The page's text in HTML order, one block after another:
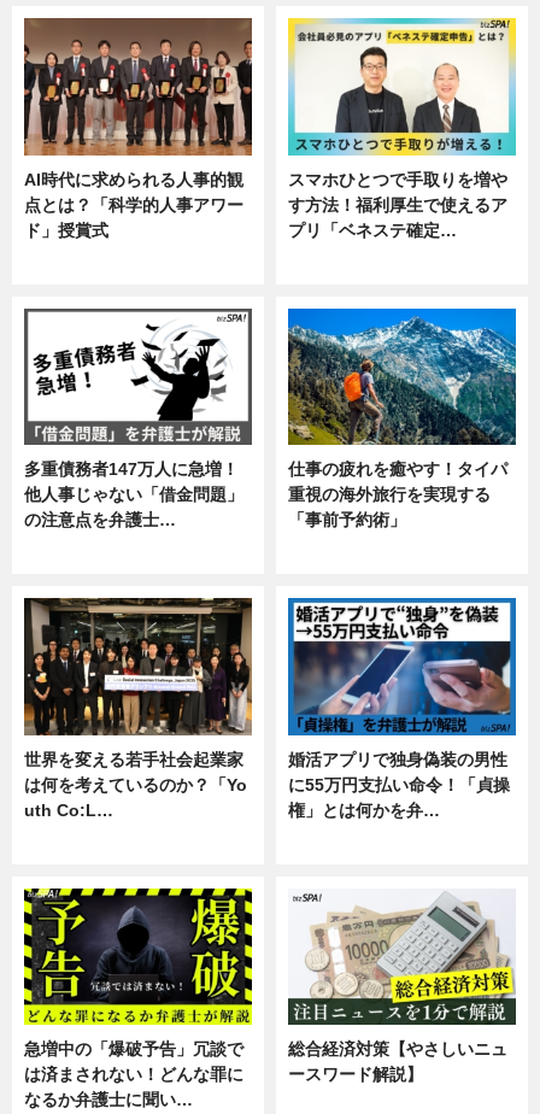
AI時代に求められる人事的観
点とは？「科学的人事アワー
ド」授賞式
スマホひとつで手取りを増や
す方法！福利厚生で使えるア
プリ「ベネステ確定…
多重債務者147万人に急増！
他人事じゃない「借金問題」
の注意点を弁護士…
仕事の疲れを癒やす！タイパ
重視の海外旅行を実現する
「事前予約術」
世界を変える若手社会起業家
は何を考えているのか？「Yo
uth Co:L…
婚活アプリで独身偽装の男性
に55万円支払い命令！「貞操
権」とは何かを弁…
急増中の「爆破予告」冗談で
は済まされない！どんな罪に
なるか弁護士に聞い…
総合経済対策【やさしいニュ
ースワード解説】